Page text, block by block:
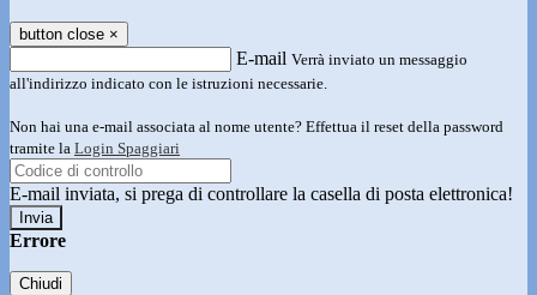
button close ×
E-mail Verrà inviato un messaggio
all'indirizzo indicato con le istruzioni necessarie.
Non hai una e-mail associata al nome utente? Effettua il reset della password
tramite la Login Spaggiari
E-mail inviata, si prega di controllare la casella di posta elettronica!
Errore
Chiudi